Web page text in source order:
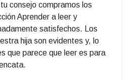
consejo compramos los
Aprender a leer y
satisfechos. Los
hija son evidentes y, lo
que parece que leer es para